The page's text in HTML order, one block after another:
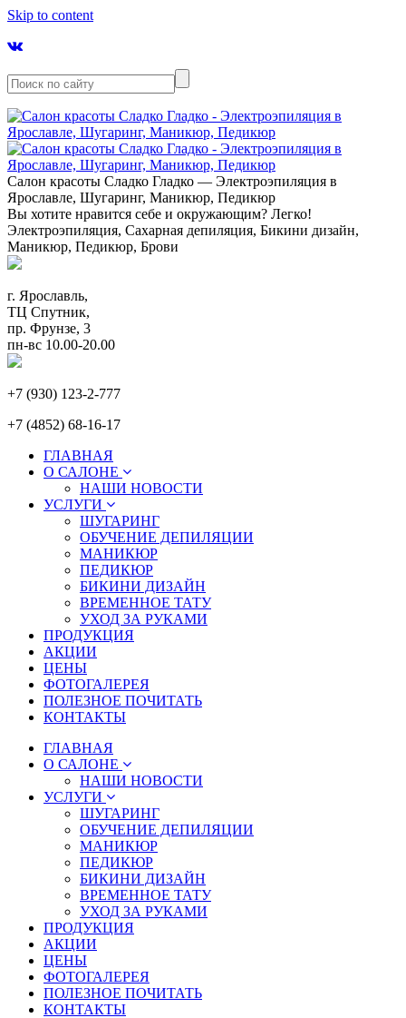
Skip to content
Салон красоты Сладко Гладко — Электроэпиляция в
Ярославле, Шугаринг, Маникюр, Педикюр
Вы хотите нравится себе и окружающим? Легко!
Электроэпиляция, Сахарная депиляция, Бикини дизайн,
Маникюр, Педикюр, Брови
г. Ярославль,
ТЦ Спутник,
пр. Фрунзе, 3
пн-вс 10.00-20.00
+7 (930) 123-2-777
+7 (4852) 68-16-17
ГЛАВНАЯ
О САЛОНЕ
НАШИ НОВОСТИ
УСЛУГИ
ШУГАРИНГ
ОБУЧЕНИЕ ДЕПИЛЯЦИИ
МАНИКЮР
ПЕДИКЮР
БИКИНИ ДИЗАЙН
ВРЕМЕННОЕ ТАТУ
УХОД ЗА РУКАМИ
ПРОДУКЦИЯ
АКЦИИ
ЦЕНЫ
ФОТОГАЛЕРЕЯ
ПОЛЕЗНОЕ ПОЧИТАТЬ
КОНТАКТЫ
ГЛАВНАЯ
О САЛОНЕ
НАШИ НОВОСТИ
УСЛУГИ
ШУГАРИНГ
ОБУЧЕНИЕ ДЕПИЛЯЦИИ
МАНИКЮР
ПЕДИКЮР
БИКИНИ ДИЗАЙН
ВРЕМЕННОЕ ТАТУ
УХОД ЗА РУКАМИ
ПРОДУКЦИЯ
АКЦИИ
ЦЕНЫ
ФОТОГАЛЕРЕЯ
ПОЛЕЗНОЕ ПОЧИТАТЬ
КОНТАКТЫ